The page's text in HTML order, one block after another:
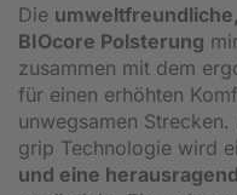
Die
BIOcore Polsterung
zusammen mit dem
für einen erhöhten
unwegsamen
grip Technologie wird
und eine